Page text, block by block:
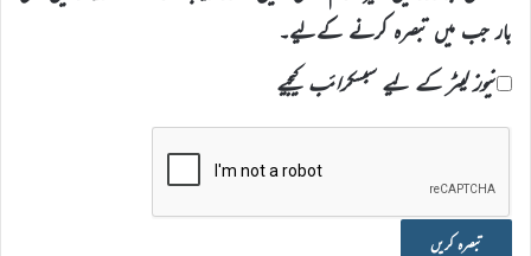
بار جب میں تبصرہ کرنے کےلیے۔
نیوز لیٹر کے لیے سبسکرائب کیجیے